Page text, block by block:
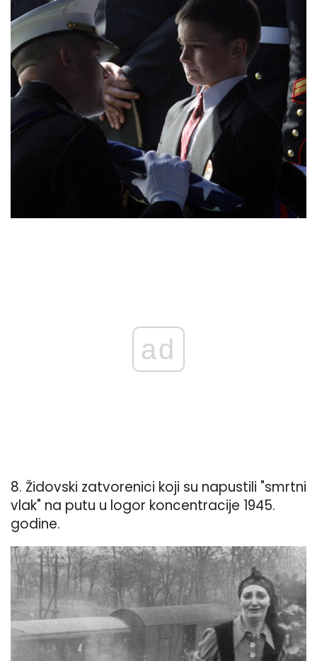
ad
8. Židovski zatvorenici koji su napustili "smrtni
vlak" na putu u logor koncentracije 1945.
godine.